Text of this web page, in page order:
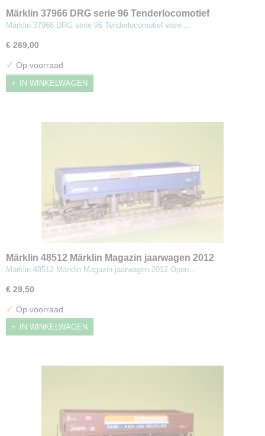
Märklin 37966 DRG serie 96 Tenderlocomotief
Märklin 37966 DRG serie 96 Tenderlocomotief ware…
€ 269,00
✓ Op voorraad
IN WINKELWAGEN
Märklin 48512 Märklin Magazin jaarwagen 2012
Märklin 48512 Märklin Magazin jaarwagen 2012 Open…
€ 29,50
✓ Op voorraad
IN WINKELWAGEN